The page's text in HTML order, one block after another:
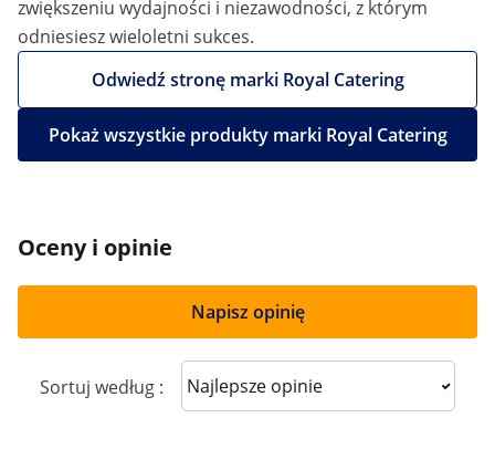
zwiększeniu wydajności i niezawodności, z którym
odniesiesz wieloletni sukces.
Odwiedź stronę marki Royal Catering
Pokaż wszystkie produkty marki Royal Catering
Oceny i opinie
Napisz opinię
Sortuj według : Sort reviews